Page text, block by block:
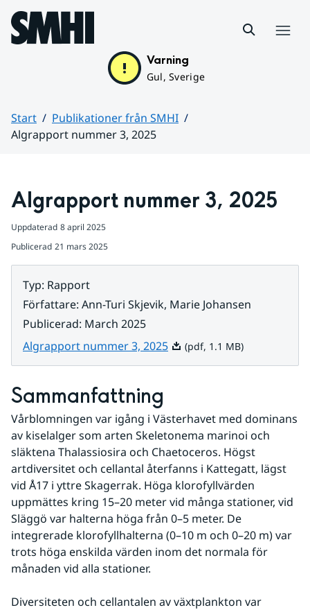
Hoppa till sidans innehåll
Varning
Gul, Sverige
Start
Publikationer från SMHI
Algrapport nummer 3, 2025
Algrapport nummer 3, 2025
Uppdaterad 8 april 2025
Publicerad 21 mars 2025
Typ: Rapport
Författare: Ann-Turi Skjevik, Marie Johansen
Publicerad: March 2025
Algrapport nummer 3, 2025Pdf, 1.1 MB.
(pdf, 1.1 MB)
Sammanfattning
Vårblomningen var igång i Västerhavet med dominans
av kiselalger som arten Skeletonema marinoi och
släktena Thalassiosira och Chaetoceros. Högst
artdiversitet och cellantal återfanns i Kattegatt, lägst
vid Å17 i yttre Skagerrak. Höga klorofyllvärden
uppmättes kring 15–20 meter vid många stationer, vid
Släggö var halterna höga från 0–5 meter. De
integrerade klorofyllhalterna (0–10 m och 0–20 m) var
trots höga enskilda värden inom det normala för
månaden vid alla stationer.
Diversiteten och cellantalen av växtplankton var